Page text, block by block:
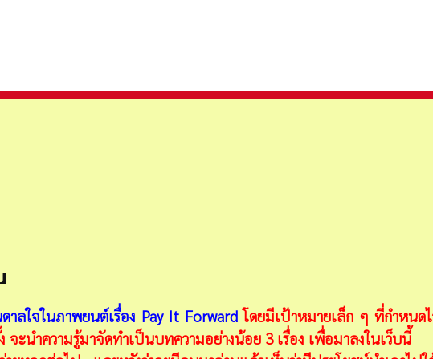
การภาครัฐ (PMQA) หมวด 4 การวัด การวิเคราะห์ และการจัดการความรู้
ารบริหารจัดการภาครัฐ (PMQA) หมวด 6 การมุ่งเน้นระบบปฏิบัติการ
าลใจในภาพยนต์เรื่อง Pay It Forwardโดยมีเป้าหมายเล็ก ๆ ที่กำหนดไ
ะนำความรู้มาจัดทำเป็นบทความอย่างน้อย 3 เรื่อง เพื่อมาลงในเว็บนี้